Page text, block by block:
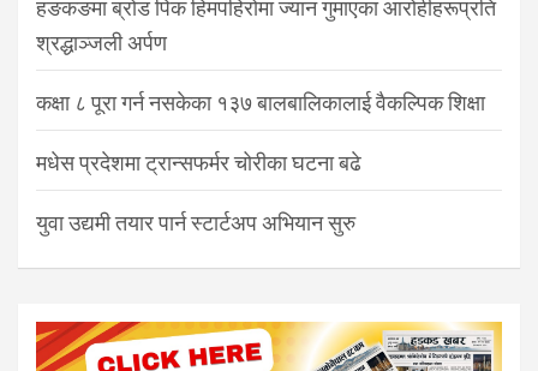
हङकङमा ब्रोड पिक हिमपहिरोमा ज्यान गुमाएका आरोहीहरूप्रति
श्रद्धाञ्जली अर्पण
कक्षा ८ पूरा गर्न नसकेका १३७ बालबालिकालाई वैकल्पिक शिक्षा
मधेस प्रदेशमा ट्रान्सफर्मर चोरीका घटना बढे
युवा उद्यमी तयार पार्न स्टार्टअप अभियान सुरु